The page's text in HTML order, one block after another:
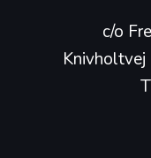
c/o
Knivholtvej